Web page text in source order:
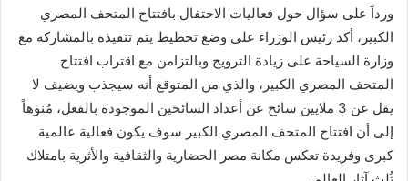
ورداً على سؤال حول فعاليات الاحتفال بافتتاح المتحف المصري
الكبير، أكد رئيس الوزراء على وضع تخطيط يتم تنفيذه بالمشاركة مع
وزارة السياحة على زيادة الترويج وبالتزامن مع اقتراب افتتاح
المتحف المصري الكبير، والذي من المتوقع أنه سيجذب ويضيف لا
يقل عن 3 ملايين سائح عن أعداد السائحين الموجودة بالفعل، مُنوهاً
إلى أن افتتاح المتحف المصري الكبير سوف يكون فعالية عالمية
كبرى وفريدة تعكس مكانة مصر الحضارية والثقافية والأثرية بامتلاك